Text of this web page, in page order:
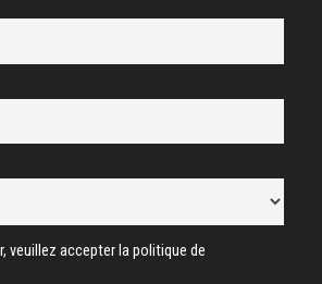
veuillez accepter la politique de